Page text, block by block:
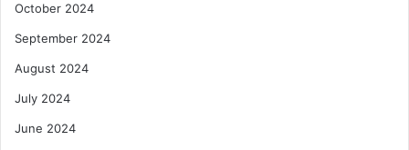
October 2024
September 2024
August 2024
July 2024
June 2024